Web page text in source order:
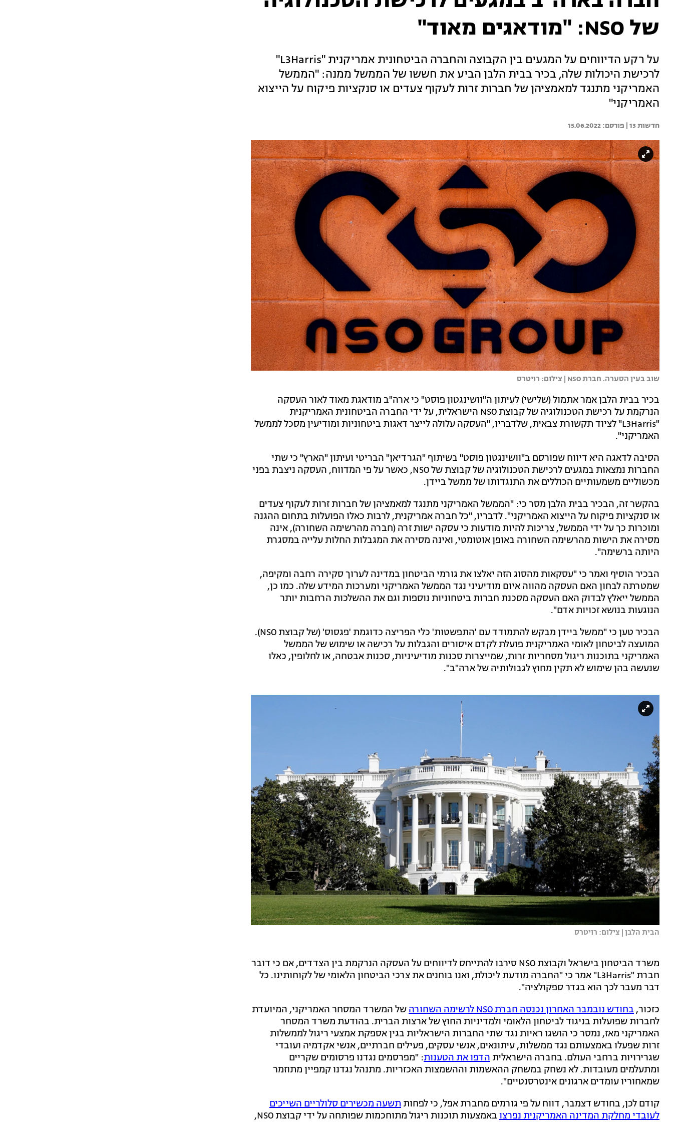
של NSO: "מודאגים מאוד"
על רקע הדיווחים על המגעים בין הקבוצה והחברה הביטחונית אמריקנית "L3Harris"
לרכישת היכולות שלה, בכיר בבית הלבן הביע את חששו של הממשל ממנה: "הממשל
האמריקני מתנגד למאמציהן של חברות זרות לעקוף צעדים או סנקציות פיקוח על הייצוא
האמריקני"
חדשות 13 | 15.06.2022
שוב בעין הסערה. חברת NSO | צילום: רויטרס
בכיר בבית הלבן אמר אתמול (שלישי) לעיתון ה"וושינגטון פוסט" כי ארה"ב מודאגת מאוד לאור העסקה
הנרקמת על רכישת הטכנולוגיה של קבוצת NSO הישראלית, על ידי החברה הביטחונית האמריקנית
"L3Harris" לציוד תקשורת צבאית, שלדבריו, "העסקה עלולה לייצר דאגות ביטחוניות ומודיעין מסכל לממשל
האמריקני".
הסיבה לדאגה היא דיווח שפורסם ב"וושינגטון פוסט" בשיתוף "הגרדיאן" הבריטי ועיתון "הארץ" כי שתי
החברות נמצאות במגעים לרכישת הטכנולוגיה של קבוצת של NSO, כאשר על פי המדווח, העסקה ניצבת בפני
מכשוליים משמעותיים הכוללים את התנגדותו של ממשל ביידן.
בהקשר זה, הבכיר בבית הלבן מסר כי: "הממשל האמריקני מתנגד למאמציהן של חברות זרות לעקוף צעדים
או סנקציות פיקוח על הייצוא האמריקני". לדבריו, "כל חברה אמריקנית, לרבות כאלו הפועלות בתחום ההגנה
ומוכרות כך על ידי הממשל, צריכות להיות מודעות כי עסקה ישות זרה (חברה מהרשימה השחורה), אינה
מסירה את הישות מהרשימה השחורה באופן אוטומטי, ואינה מסירה את המגבלות החלות עלייה במסגרת
היותה ברשימה".
הבכיר הוסיף ואמר כי "עסקאות מהסוג הזה יאלצו את גורמי הביטחון במדינה לערוך סקירה רחבה ומקיפה,
שמטרתה לבחון האם העסקה מהווה איום מודיעיני נגד הממשל האמריקני ומערכות המידע שלה. כמו כן,
הממשל ייאלץ לבדוק האם העסקה מסכנת חברות ביטחוניות נוספות וגם את ההשלכות הרחבות יותר
הנוגעות בנושא זכויות אדם".
הבכיר טען כי "ממשל ביידן מבקש להתמודד עם 'התפשטות' כלי הפריצה כדוגמת 'פגסוס' (של קבוצת NSO).
המועצה לביטחון לאומי האמריקנית פועלת לקדם איסורים והגבלות על רכישה או שימוש של הממשל
האמריקני בתוכנות ריגול מסחריות זרות, שמייצרות סכנות מודיעיניות, סכנות אבטחה, או לחלופין, כאלו
שנעשה בהן שימוש לא תקין מחוץ לגבולותיה של ארה"ב".
הבית הלבן | צילום: רויטרס
משרד הביטחון בישראל וקבוצת NSO סירבו להתייחס לדיווחים על העסקה הנרקמת בין הצדדים, אם כי דובר
חברת "L3Harris" אמר כי "החברה מודעת ליכולת, ואנו בוחנים את צרכי הביטחון הלאומי של לקוחותינו. כל
דבר מעבר לכך הוא בגדר ספקולציה".
כזכור, בחודש נובמבר האחרון נכנסה חברת NSO לרשימה השחורה
של המשרד המסחר האמריקני, המיועדת
לחברות שפועלות בניגוד לביטחון הלאומי ולמדיניות החוץ של ארצות הברית. בהודעת משרד המסחר
האמריקני מאז, נמסר כי הושגו ראיות נגד שתי החברות הישראליות בגין אספקת אמצעי ריגול לממשלות
זרות שפעלו באמצעותם נגד ממשלות, עיתונאים, אנשי עסקים, פעילים חברתיים, אנשי אקדמיה ועובדי
שגרירויות ברחבי העולם. בחברה הישראלית הדפו את הטענות: "מפרסמים נגדנו פרסומים שקריים
ומתעלמים מעובדות. לא נשחק במשחק ההאשמות וההשמצות האכזריות. מתנהל נגדנו קמפיין מתוזמר
שמאחוריו עומדים ארגונים אינטרסנטיים".
קודם לכן, בחודש דצמבר, דווח על פי גורמים מחברת אפל, כי לפחות תשעה מכשירים סלולריים השייכים
לעובדי מחלקת המדינה האמריקנית נפרצו
באמצעות תוכנות ריגול מתוחכמות שפותחה על ידי קבוצת NSO,